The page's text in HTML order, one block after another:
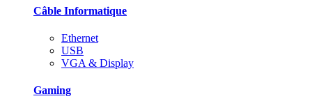
Câble Informatique
Ethernet
USB
VGA & Display
Gaming